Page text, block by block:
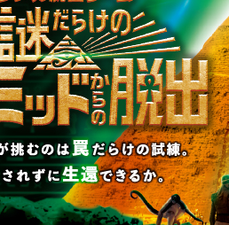
のご質問や
わせください
問い合わせ